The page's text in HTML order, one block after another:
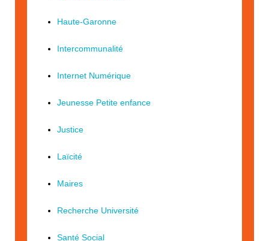
Haute-Garonne
Intercommunalité
Internet Numérique
Jeunesse Petite enfance
Justice
Laïcité
Maires
Recherche Université
Santé Social